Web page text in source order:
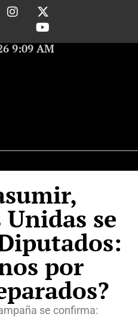
9:09 AM
se
por
se confirma: